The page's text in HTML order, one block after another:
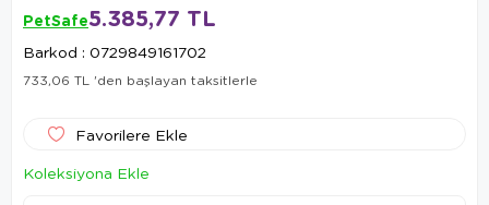
PetSafe5.385,77 TL
Barkod : 0729849161702
733,06 TL 'den başlayan taksitlerle
Favorilere Ekle
Koleksiyona Ekle